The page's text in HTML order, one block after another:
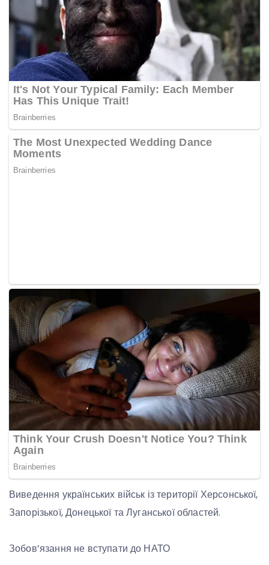
Виведення українських військ із території Херсонської,
Запорізької, Донецької та Луганської областей.
Зобов’язання не вступати до НАТО